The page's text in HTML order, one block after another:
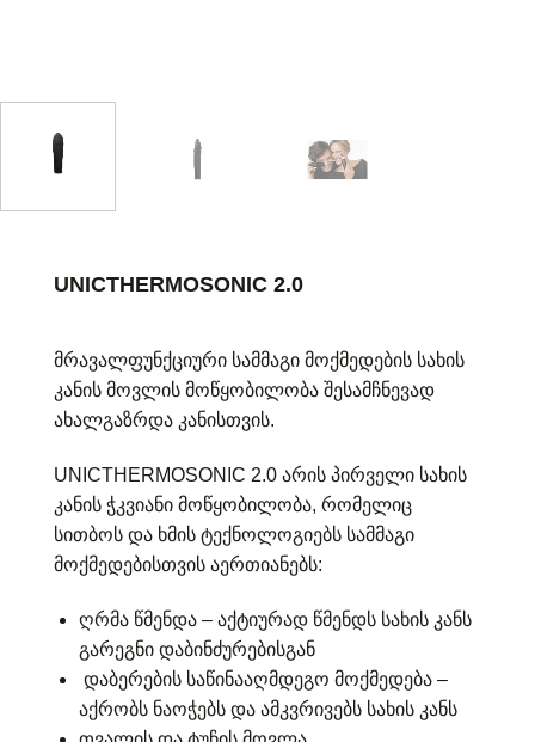
UNICTHERMOSONIC 2.0
მრავალფუნქციური სამმაგი მოქმედების სახის
კანის მოვლის მოწყობილობა შესამჩნევად
ახალგაზრდა კანისთვის.
UNICTHERMOSONIC 2.0 არის პირველი სახის
კანის ჭკვიანი მოწყობილობა, რომელიც
სითბოს და ხმის ტექნოლოგიებს სამმაგი
მოქმედებისთვის აერთიანებს:
ღრმა წმენდა – აქტიურად წმენდს სახის კანს
გარეგნი დაბინძურებისგან
დაბერების საწინააღმდეგო მოქმედება –
აქრობს ნაოჭებს და ამკვრივებს სახის კანს